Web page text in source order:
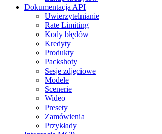
Dokumentacja API
Uwierzytelnianie
Rate Limiting
Kody błędów
Kredyty
Produkty
Packshoty
Sesje zdjęciowe
Modele
Scenerie
Wideo
Presety
Zamówienia
Przykłady